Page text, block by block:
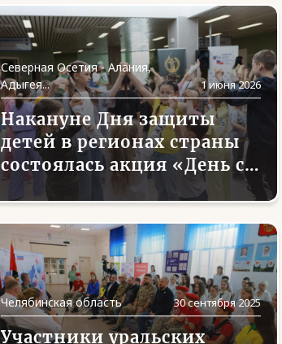
Северная Осетия - Алания,
Адыгея...
1 июня 2026
Накануне Дня защиты
детей в регионах страны
состоялась акция «День с
Челябинская область 30 сентября 2025
Участники уральских